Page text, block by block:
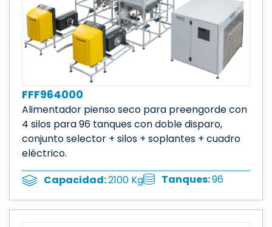
FFF964000
Alimentador pienso seco para preengorde con
4 silos para 96 tanques con doble disparo,
conjunto selector + silos + soplantes + cuadro
eléctrico.
Capacidad:2100 Kg Tanques:96